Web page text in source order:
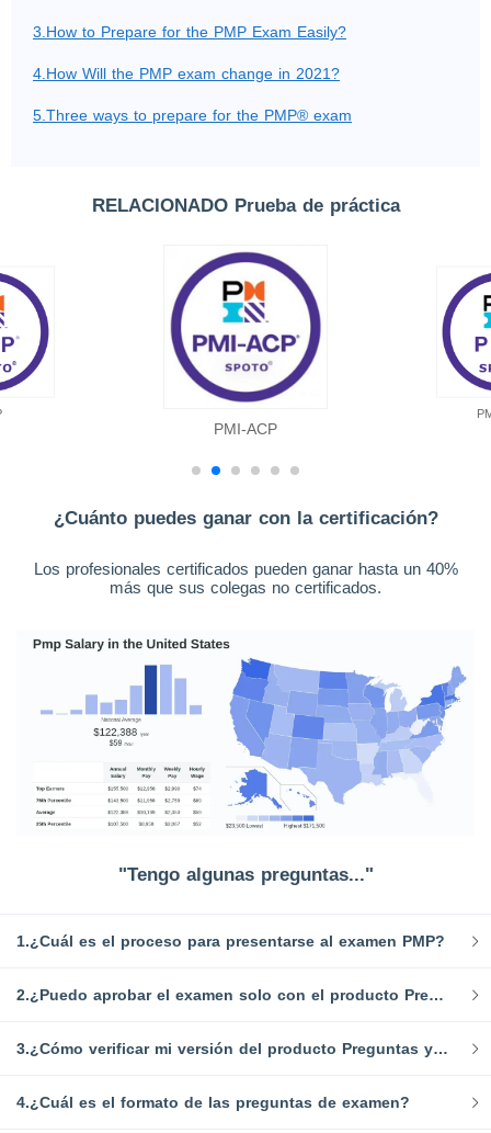
3.How to Prepare for the PMP Exam Easily?
4.How Will the PMP exam change in 2021?
5.Three ways to prepare for the PMP® exam
RELACIONADO Prueba de práctica
PMI-ACP
¿Cuánto puedes ganar con la certificación?
Los profesionales certificados pueden ganar hasta un 40%
más que sus colegas no certificados.
"Tengo algunas preguntas..."
1.¿Cuál es el proceso para presentarse al examen PMP?
2.¿Puedo aprobar el examen solo con el producto Preguntas y Respuestas de SPOTO PMP?
3.¿Cómo verificar mi versión del producto Preguntas y Respuestas?
4.¿Cuál es el formato de las preguntas de examen?